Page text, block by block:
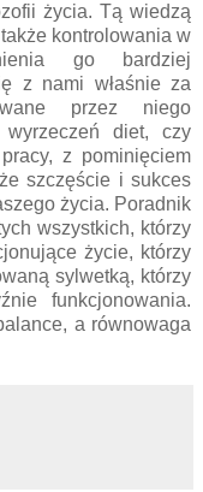
życia. Tą wiedzą
kontrolowania w
go bardziej
z nami właśnie za
przez niego
diet, czy
z pominięciem
szczęście i sukces
życia. Poradnik
wszystkich, którzy
życie, którzy
sylwetką, którzy
funkcjonowania.
a równowaga